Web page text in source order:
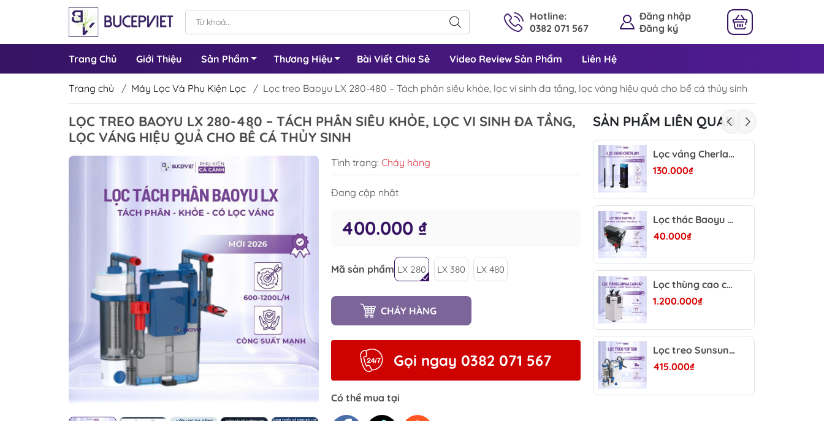
Hotline:
0382 071 567
Đăng nhập
Đăng ký
Trang Chủ Giới Thiệu Sản Phẩm Thương Hiệu Bài Viết Chia Sẻ Video Review Sản Phẩm Liên Hệ
Trang chủ / Máy Lọc Và Phụ Kiện Lọc / Lọc treo Baoyu LX 280-480 – Tách phân siêu khỏe, lọc vi sinh đa tầng, lọc váng hiệu quả cho bể cá thủy sinh
LỌC TREO BAOYU LX 280-480 – TÁCH PHÂN SIÊU KHỎE, LỌC VI SINH ĐA TẦNG,
LỌC VÁNG HIỆU QUẢ CHO BỂ CÁ THỦY SINH
Tình trạng: Cháy hàng
Đang cập nhật
400.000 ₫
Mã sản phẩm LX 280 LX 380 LX 480
CHÁY HÀNG
Gọi ngay 0382 071 567
Có thể mua tại
SẢN PHẨM LIÊN QUAN
Lọc váng Cherlam 3W 300L/h - Hút váng mặt nước, tạo oxy bằng dàn phun mưa, vận hành siêu êm cho hồ thủy sinh
130.000₫
Lọc thác Baoyu LX 500/600 – Có tách phân, giàn mưa oxy, khoang vật liệu lớn cho bể cá thủy sinh
40.000₫
Lọc thùng cao cấp JINWA - Siêu mạnh, tích hợp lọc váng xoay, thổi oxy, bơm mạnh mẽ êm ái, tiết kiệm điện
1.200.000₫
Lọc treo Sunsun YBF 500/600 - Tách phân, lọc váng xoay, tăng oxy và hỗ trợ làm trong nước bể cá
415.000₫